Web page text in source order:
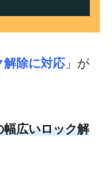
解除に対応 」が
幅広いロック解